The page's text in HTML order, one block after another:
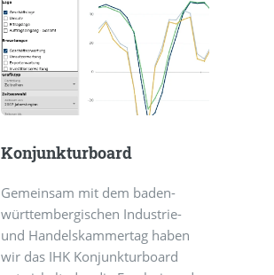
Konjunkturboard
Gemeinsam mit dem baden-
württembergischen Industrie-
und Handelskammertag haben
wir das IHK Konjunkturboard